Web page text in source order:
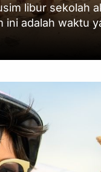
libur sekolah
ini adalah waktu